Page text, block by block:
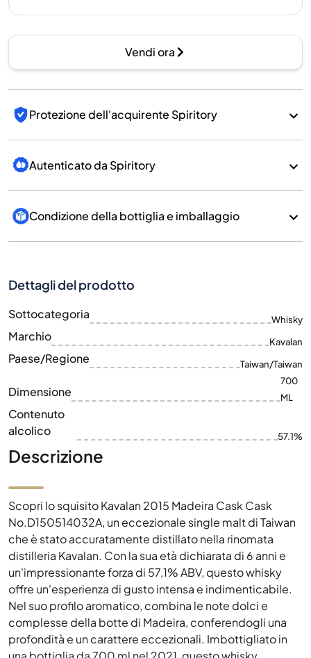
Vendi ora
Protezione dell'acquirente Spiritory
Autenticato da Spiritory
Condizione della bottiglia e imballaggio
Dettagli del prodotto
Sottocategoria Whisky
Marchio Kavalan
Paese/Regione Taiwan/Taiwan
Dimensione
700
ML
Contenuto
alcolico
57.1%
Descrizione
Scopri lo squisito Kavalan 2015 Madeira Cask Cask
No.D150514032A, un eccezionale single malt di Taiwan
che è stato accuratamente distillato nella rinomata
distilleria Kavalan. Con la sua età dichiarata di 6 anni e
un'impressionante forza di 57,1% ABV, questo whisky
offre un'esperienza di gusto intensa e indimenticabile.
Nel suo profilo aromatico, combina le note dolci e
complesse della botte di Madeira, conferendogli una
profondità e un carattere eccezionali. Imbottigliato in